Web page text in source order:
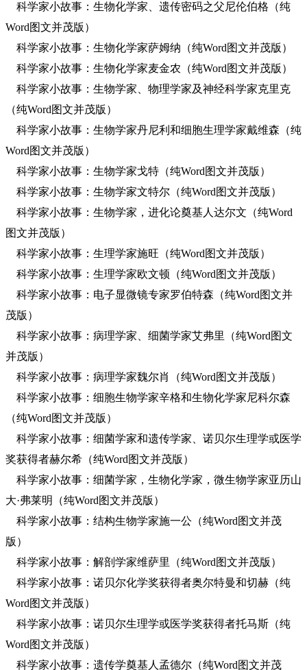
科学家小故事：生物化学家、遗传密码之父尼伦伯格（纯
Word图文并茂版）
科学家小故事：生物化学家萨姆纳（纯Word图文并茂版）
科学家小故事：生物化学家麦金农（纯Word图文并茂版）
科学家小故事：生物学家、物理学家及神经科学家克里克
（纯Word图文并茂版）
科学家小故事：生物学家丹尼利和细胞生理学家戴维森（纯
Word图文并茂版）
科学家小故事：生物学家戈特（纯Word图文并茂版）
科学家小故事：生物学家文特尔（纯Word图文并茂版）
科学家小故事：生物学家，进化论奠基人达尔文（纯Word
图文并茂版）
科学家小故事：生理学家施旺（纯Word图文并茂版）
科学家小故事：生理学家欧文顿（纯Word图文并茂版）
科学家小故事：电子显微镜专家罗伯特森（纯Word图文并
茂版）
科学家小故事：病理学家、细菌学家艾弗里（纯Word图文
并茂版）
科学家小故事：病理学家魏尔肖（纯Word图文并茂版）
科学家小故事：细胞生物学家辛格和生物化学家尼科尔森
（纯Word图文并茂版）
科学家小故事：细菌学家和遗传学家、诺贝尔生理学或医学
奖获得者赫尔希（纯Word图文并茂版）
科学家小故事：细菌学家，生物化学家，微生物学家亚历山
大·弗莱明（纯Word图文并茂版）
科学家小故事：结构生物学家施一公（纯Word图文并茂
版）
科学家小故事：解剖学家维萨里（纯Word图文并茂版）
科学家小故事：诺贝尔化学奖获得者奥尔特曼和切赫（纯
Word图文并茂版）
科学家小故事：诺贝尔生理学或医学奖获得者托马斯（纯
Word图文并茂版）
科学家小故事：遗传学奠基人孟德尔（纯Word图文并茂